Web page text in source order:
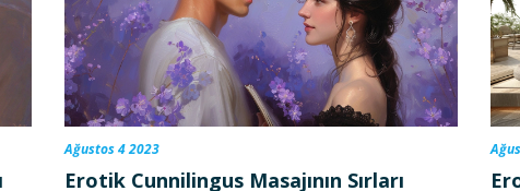
Ağustos 4 2023
Erotik Cunnilingus Masajının Sırları